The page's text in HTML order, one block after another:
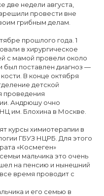
две недели августа,
провести вне
грибным делам.
прошлого года. 1
в хирургическое
с мамой провели около
был поставлен диагноз —
В конце октября
детской
проведения
Андрюшу очно
им. Блохина в Москве.
курсы химиотерапии в
ГБУЗ НЦРБ. Для этого
«Космеген»
мальчика это очень
на пенсию и нынешний
время проводит с
и его семью в